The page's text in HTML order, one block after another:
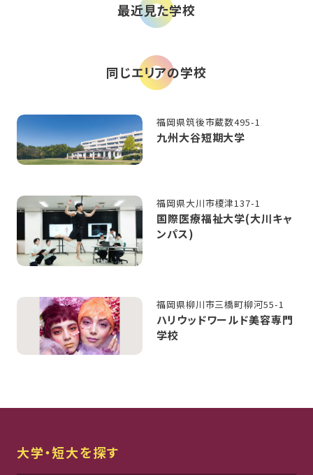
最近見た学校
同じエリアの学校
福岡県筑後市蔵数495-1
九州大谷短期大学
福岡県大川市榎津137-1
国際医療福祉大学(大川キャ
ンパス)
福岡県柳川市三橋町柳河55-1
ハリウッドワールド美容専門
学校
大学・短大を探す